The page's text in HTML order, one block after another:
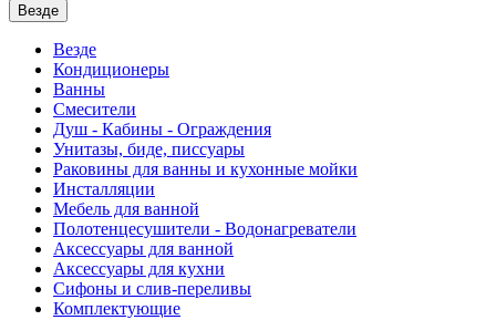
Везде
Везде
Кондиционеры
Ванны
Смесители
Душ - Кабины - Ограждения
Унитазы, биде, писсуары
Раковины для ванны и кухонные мойки
Инсталляции
Мебель для ванной
Полотенцесушители - Водонагреватели
Аксессуары для ванной
Аксессуары для кухни
Сифоны и слив-переливы
Комплектующие